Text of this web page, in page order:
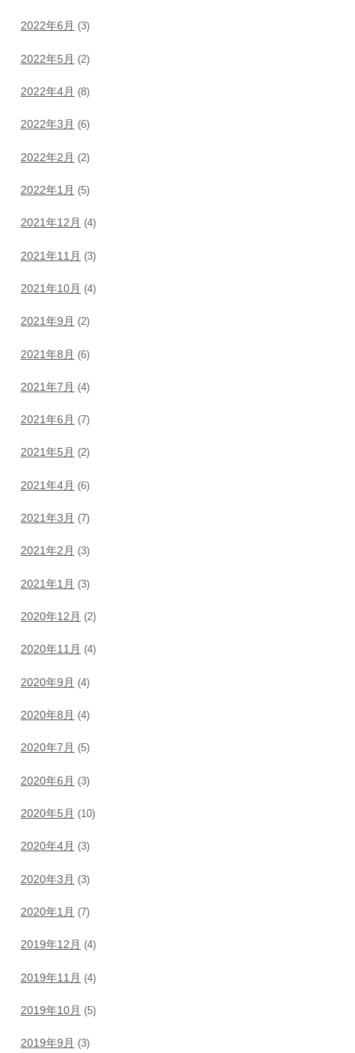
2022年6月 (3)
2022年5月 (2)
2022年4月 (8)
2022年3月 (6)
2022年2月 (2)
2022年1月 (5)
2021年12月 (4)
2021年11月 (3)
2021年10月 (4)
2021年9月 (2)
2021年8月 (6)
2021年7月 (4)
2021年6月 (7)
2021年5月 (2)
2021年4月 (6)
2021年3月 (7)
2021年2月 (3)
2021年1月 (3)
2020年12月 (2)
2020年11月 (4)
2020年9月 (4)
2020年8月 (4)
2020年7月 (5)
2020年6月 (3)
2020年5月 (10)
2020年4月 (3)
2020年3月 (3)
2020年1月 (7)
2019年12月 (4)
2019年11月 (4)
2019年10月 (5)
2019年9月 (3)